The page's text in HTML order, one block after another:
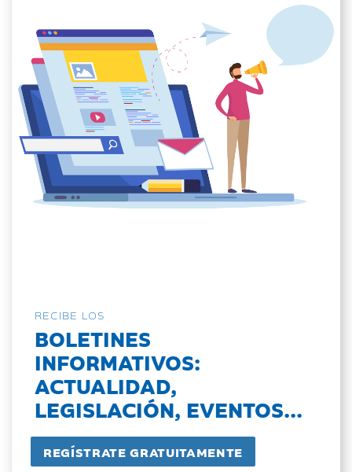
RECIBE LOS
BOLETINES
INFORMATIVOS:
ACTUALIDAD,
LEGISLACIÓN, EVENTOS...